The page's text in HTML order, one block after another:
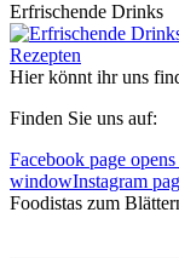
Erfrischende Drinks
Rezepten
Hier könnt ihr uns
Finden Sie uns auf:
Facebook page
windowInstagram
Foodistas zum